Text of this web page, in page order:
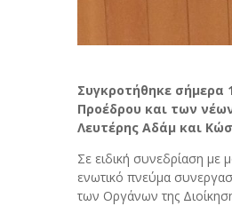
Συγκροτήθηκε σήμερα
Προέδρου και των
Λευτέρης Αδάμ και
Σε ειδική συνεδρίαση
ενωτικό πνεύμα
των Οργάνων της